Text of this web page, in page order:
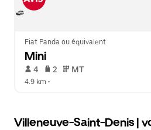
le
pour
calendrier.
Fiat Panda ou équivalent
Mini
4 2 MT
4.9 km •
Villeneuve-Saint-Denis |